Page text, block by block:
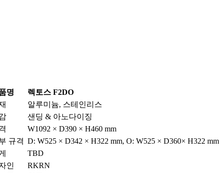
명
렉토스 F2DO
알루미늄, 스테인리스
샌딩 & 아노다이징
W1092 × D390 × H460 mm
규격 D: W525 × D342 × H322 mm, O: W525 × D360× H322 mm
TBD
인
RKRN